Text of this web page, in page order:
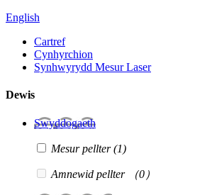
English
Cartref
Cynhyrchion
Synhwyrydd Mesur Laser
Dewis
Swyddogaeth
Mesur pellter (1)
Amnewid pellter （0）